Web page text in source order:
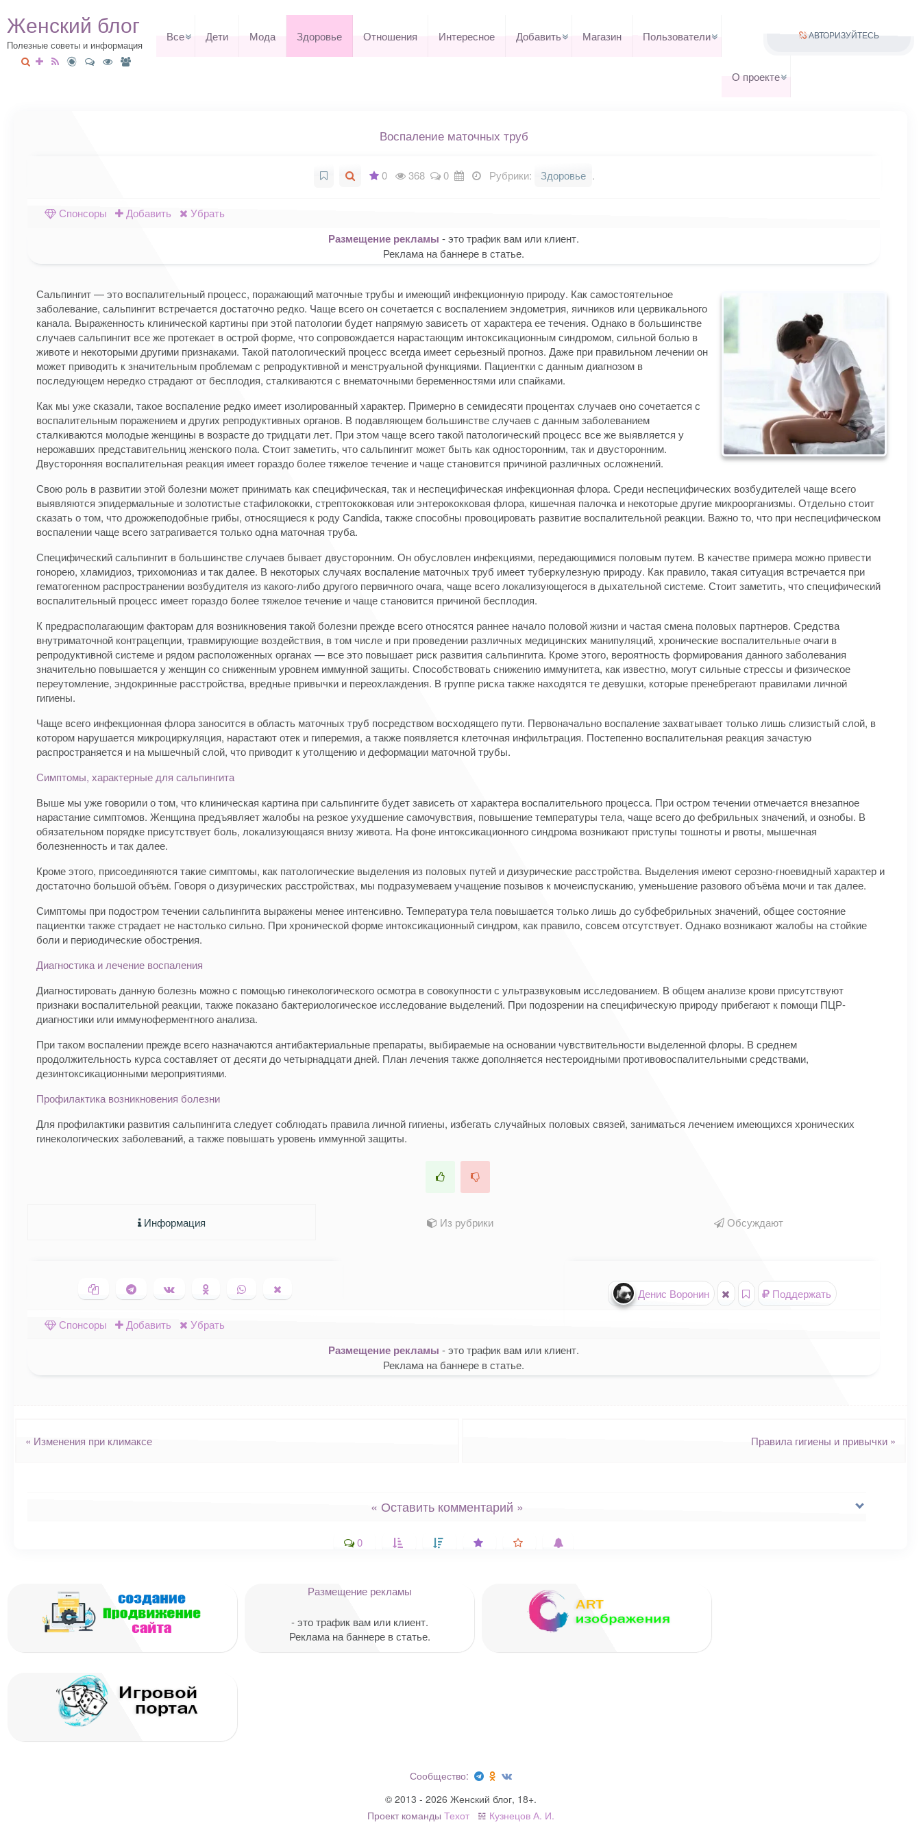
Женский блог
Полезные советы и информация
АВТОРИЗУЙТЕСЬ
Все Дети Мода Здоровье Отношения Интересное Добавить Магазин Пользователи
О проекте
Воспаление маточных труб
0 368 0 Рубрики: Здоровье .
Спонсоры Добавить Убрать
Размещение рекламы - это трафик вам или клиент.
Реклама на баннере в статье.
Сальпингит — это воспалительный процесс, поражающий маточные трубы и имеющий инфекционную природу. Как самостоятельное
заболевание, сальпингит встречается достаточно редко. Чаще всего он сочетается с воспалением эндометрия, яичников или цервикального
канала. Выраженность клинической картины при этой патологии будет напрямую зависеть от характера ее течения. Однако в большинстве
случаев сальпингит все же протекает в острой форме, что сопровождается нарастающим интоксикационным синдромом, сильной болью в
животе и некоторыми другими признаками. Такой патологический процесс всегда имеет серьезный прогноз. Даже при правильном лечении он
может приводить к значительным проблемам с репродуктивной и менструальной функциями. Пациентки с данным диагнозом в
последующем нередко страдают от бесплодия, сталкиваются с внематочными беременностями или спайками.
Как мы уже сказали, такое воспаление редко имеет изолированный характер. Примерно в семидесяти процентах случаев оно сочетается с
воспалительным поражением и других репродуктивных органов. В подавляющем большинстве случаев с данным заболеванием
сталкиваются молодые женщины в возрасте до тридцати лет. При этом чаще всего такой патологический процесс все же выявляется у
нерожавших представительниц женского пола. Стоит заметить, что сальпингит может быть как односторонним, так и двусторонним.
Двусторонняя воспалительная реакция имеет гораздо более тяжелое течение и чаще становится причиной различных осложнений.
Свою роль в развитии этой болезни может принимать как специфическая, так и неспецифическая инфекционная флора. Среди неспецифических возбудителей чаще всего
выявляются эпидермальные и золотистые стафилококки, стрептококковая или энтерококковая флора, кишечная палочка и некоторые другие микроорганизмы. Отдельно стоит
сказать о том, что дрожжеподобные грибы, относящиеся к роду Candida, также способны провоцировать развитие воспалительной реакции. Важно то, что при неспецифическом
воспалении чаще всего затрагивается только одна маточная труба.
Специфический сальпингит в большинстве случаев бывает двусторонним. Он обусловлен инфекциями, передающимися половым путем. В качестве примера можно привести
гонорею, хламидиоз, трихомониаз и так далее. В некоторых случаях воспаление маточных труб имеет туберкулезную природу. Как правило, такая ситуация встречается при
гематогенном распространении возбудителя из какого-либо другого первичного очага, чаще всего локализующегося в дыхательной системе. Стоит заметить, что специфический
воспалительный процесс имеет гораздо более тяжелое течение и чаще становится причиной бесплодия.
К предрасполагающим факторам для возникновения такой болезни прежде всего относятся раннее начало половой жизни и частая смена половых партнеров. Средства
внутриматочной контрацепции, травмирующие воздействия, в том числе и при проведении различных медицинских манипуляций, хронические воспалительные очаги в
репродуктивной системе и рядом расположенных органах — все это повышает риск развития сальпингита. Кроме этого, вероятность формирования данного заболевания
значительно повышается у женщин со сниженным уровнем иммунной защиты. Способствовать снижению иммунитета, как известно, могут сильные стрессы и физическое
переутомление, эндокринные расстройства, вредные привычки и переохлаждения. В группе риска также находятся те девушки, которые пренебрегают правилами личной
гигиены.
Чаще всего инфекционная флора заносится в область маточных труб посредством восходящего пути. Первоначально воспаление захватывает только лишь слизистый слой, в
котором нарушается микроциркуляция, нарастают отек и гиперемия, а также появляется клеточная инфильтрация. Постепенно воспалительная реакция зачастую
распространяется и на мышечный слой, что приводит к утолщению и деформации маточной трубы.
Симптомы, характерные для сальпингита
Выше мы уже говорили о том, что клиническая картина при сальпингите будет зависеть от характера воспалительного процесса. При остром течении отмечается внезапное
нарастание симптомов. Женщина предъявляет жалобы на резкое ухудшение самочувствия, повышение температуры тела, чаще всего до фебрильных значений, и ознобы. В
обязательном порядке присутствует боль, локализующаяся внизу живота. На фоне интоксикационного синдрома возникают приступы тошноты и рвоты, мышечная
болезненность и так далее.
Кроме этого, присоединяются такие симптомы, как патологические выделения из половых путей и дизурические расстройства. Выделения имеют серозно-гноевидный характер и
достаточно большой объём. Говоря о дизурических расстройствах, мы подразумеваем учащение позывов к мочеиспусканию, уменьшение разового объёма мочи и так далее.
Симптомы при подостром течении сальпингита выражены менее интенсивно. Температура тела повышается только лишь до субфебрильных значений, общее состояние
пациентки также страдает не настолько сильно. При хронической форме интоксикационный синдром, как правило, совсем отсутствует. Однако возникают жалобы на стойкие
боли и периодические обострения.
Диагностика и лечение воспаления
Диагностировать данную болезнь можно с помощью гинекологического осмотра в совокупности с ультразвуковым исследованием. В общем анализе крови присутствуют
признаки воспалительной реакции, также показано бактериологическое исследование выделений. При подозрении на специфическую природу прибегают к помощи ПЦР-
диагностики или иммуноферментного анализа.
При таком воспалении прежде всего назначаются антибактериальные препараты, выбираемые на основании чувствительности выделенной флоры. В среднем
продолжительность курса составляет от десяти до четырнадцати дней. План лечения также дополняется нестероидными противовоспалительными средствами,
дезинтоксикационными мероприятиями.
Профилактика возникновения болезни
Для профилактики развития сальпингита следует соблюдать правила личной гигиены, избегать случайных половых связей, заниматься лечением имеющихся хронических
гинекологических заболеваний, а также повышать уровень иммунной защиты.
Информация Из рубрики Обсуждают
Денис Воронин Поддержать
Копировать ссылкуПоделиться в Telegram
Поделиться ВКонтакте
Поделиться в Одноклассниках
Поделиться в WhatsApp
Спонсоры Добавить Убрать
Размещение рекламы - это трафик вам или клиент.
Реклама на баннере в статье.
« Изменения при климаксе Правила гигиены и привычки »
« Оставить комментарий »
Ваш адрес email не будет опубликован.
Комментарий
0
Размещение рекламы
- это трафик вам или клиент.
Реклама на баннере в статье.
Сообщество:
© 2013 - 2026 Женский блог, 18+.
Проект команды Техот 𝌴 Кузнецов А. И.